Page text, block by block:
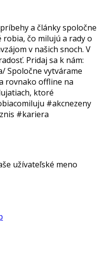
a články spoločne
čo milujú a rady o
v našich snoch. V
Pridaj sa k nám:
Spoločne vytvárame
rovnako offline na
ktoré
#akcnezeny
#kariera
užívateľské meno